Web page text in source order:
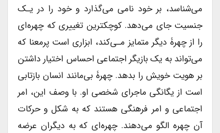
می‌شناسد، بر خود نامی می‌گذارد و خود را در یـک
جنسیت جای می‌دهد. کوچکترین تغییری که چهره‌ای
را از چهرۀ دیگر متمایز مـی‌کند، ابزاری است پرمعنا که
می‌تواند به یک بازیگر اجتماعی احساس اختیار داشتن
بر هویت خویش را بدهد. چهرۀ بی‌مانند انسان بازتابی
است از یگانگی ماجرای شخصی او. با وصف این، امر
اجتماعی و امر فرهنگی هستند که به شکل و حرکات
آن چهره الگو می‌دهند. چهره‌ای که به دیگران عرضه